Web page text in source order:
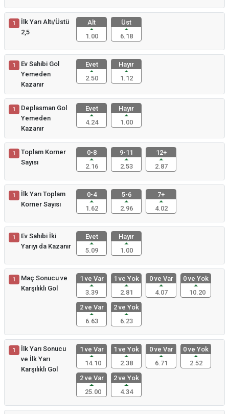
1
İlk Yarı Altı/Üstü
2,5
Alt
1.00
Üst
6.18
1
Ev Sahibi Gol
Yemeden
Kazanır
Evet
2.50
Hayır
1.12
1
Deplasman Gol
Yemeden
Kazanır
Evet
4.24
Hayır
1.00
1
Toplam Korner
Sayısı
0-8
2.16
9-11
2.53
12+
2.87
1
İlk Yarı Toplam
Korner Sayısı
0-4
1.62
5-6
2.96
7+
4.02
1
Ev Sahibi İki
Yarıyı da Kazanır
Evet
5.09
Hayır
1.00
1
Maç Sonucu ve
Karşılıklı Gol
1 ve Var
3.39
1 ve Yok
2.81
0 ve Var
4.07
0 ve Yok
10.20
2 ve Var
6.63
2 ve Yok
6.23
1
İlk Yarı Sonucu
ve İlk Yarı
Karşılıklı Gol
1 ve Var
14.10
1 ve Yok
2.38
0 ve Var
6.71
0 ve Yok
2.52
2 ve Var
25.00
2 ve Yok
4.34